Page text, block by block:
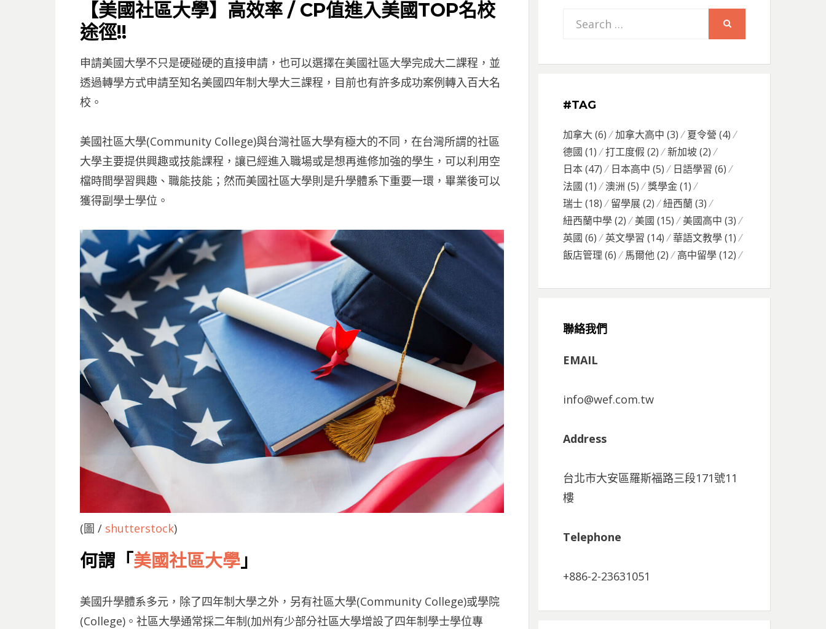
ON【美國社區大學】高效率 / CP值進入美國TOP名校
途徑!!
申請美國大學不只是硬碰硬的直接申請，也可以選擇在美國社區大學完成大二課程，並
透過轉學方式申請至知名美國四年制大學大三課程，目前也有許多成功案例轉入百大名
校。
美國社區大學(Community College)與台灣社區大學有極大的不同，在台灣所謂的社區
大學主要提供興趣或技能課程，讓已經進入職場或是想再進修加強的學生，可以利用空
檔時間學習興趣、職能技能；然而美國社區大學則是升學體系下重要一環，畢業後可以
獲得副學士學位。
(圖 / shutterstock)
何謂「美國社區大學」
美國升學體系多元，除了四年制大學之外，另有社區大學(Community College)或學院
(College)。社區大學通常採二年制(加州有少部分社區大學增設了四年制學士學位專
Search
#TAG
加拿大 (6) 加拿大高中 (3) 夏令營 (4)
德國 (1) 打工度假 (2) 新加坡(2)
日本(47) 日本高中 (5) 日語學習 (6)
法國 (1) 澳洲 (5) 獎學金(1)
瑞士(18) 留學展(2) 紐西蘭(3)
紐西蘭中學(2) 美國 (15) 美國高中 (3)
英國 (6) 英文學習 (14) 華語文教學(1)
飯店管理 (6) 馬爾他(2) 高中留學(12)
聯絡我們
EMAIL
info@wef.com.tw
Address
台北市大安區羅斯福路三段171號11
樓
Telephone
+886-2-23631051